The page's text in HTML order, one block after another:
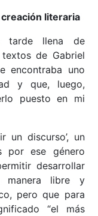
literaria
tarde llena de
de Gabriel
encontraba uno
y que, luego,
puesto en mi
un discurso’, un
por ese género
desarrollar
manera libre y
pero que para
“el más